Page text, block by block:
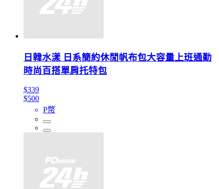
日韓水漾 日系簡約休閒帆布包大容量上班通勤
時尚百搭單肩托特包
$339
$500
P幣